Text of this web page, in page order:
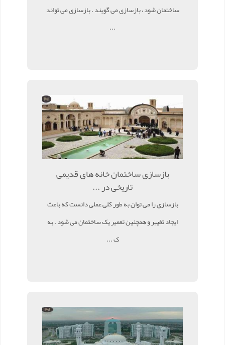
ساختمان شود ، بازسازی می گویند . بازسازی می تواند
...
بازسازی ساختمان خانه های قدیمی
تاریخی در ...
بازسازی را می توان به طور کلی عملی دانست که باعث
ایجاد تغییر و همچنین تعمیر یک ساختمان می شود . به
ک ...